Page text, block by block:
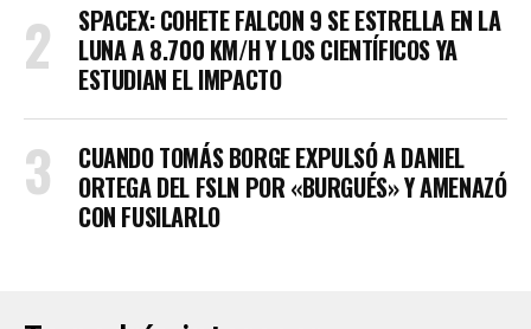
SPACEX: COHETE FALCON 9 SE ESTRELLA EN LA
LUNA A 8.700 KM/H Y LOS CIENTÍFICOS YA
ESTUDIAN EL IMPACTO
CUANDO TOMÁS BORGE EXPULSÓ A DANIEL
ORTEGA DEL FSLN POR «BURGUÉS» Y AMENAZÓ
CON FUSILARLO